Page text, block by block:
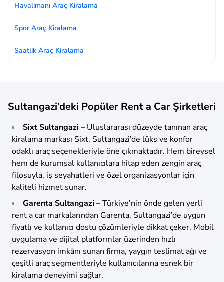
Havalimanı Araç Kiralama
Spor Araç Kiralama
Saatlik Araç Kiralama
Sultangazi’deki Popüler Rent a Car Şirketleri
Sixt Sultangazi – Uluslararası düzeyde tanınan araç
kiralama markası Sixt, Sultangazi’de lüks ve konfor
odaklı araç seçenekleriyle öne çıkmaktadır. Hem bireysel
hem de kurumsal kullanıcılara hitap eden zengin araç
filosuyla, iş seyahatleri ve özel organizasyonlar için
kaliteli hizmet sunar.
Garenta Sultangazi – Türkiye’nin önde gelen yerli
rent a car markalarından Garenta, Sultangazi’de uygun
fiyatlı ve kullanıcı dostu çözümleriyle dikkat çeker. Mobil
uygulama ve dijital platformlar üzerinden hızlı
rezervasyon imkânı sunan firma, yaygın teslimat ağı ve
çeşitli araç segmentleriyle kullanıcılarına esnek bir
kiralama deneyimi sağlar.